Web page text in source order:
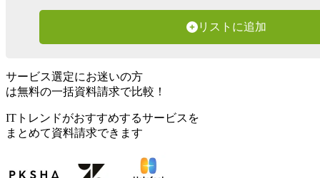
リストに追加
サービス選定にお迷いの方
は無料の一括資料請求で比較！
ITトレンドがおすすめするサービスを
まとめて資料請求できます